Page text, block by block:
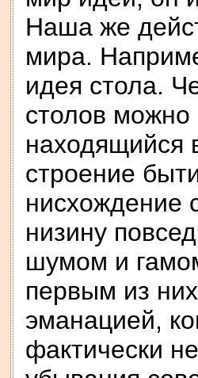
Наша же
мира.
идея стола.
столов можно
находящийся
строение
нисхождение
низину
шумом и
первым из
эманацией,
фактически